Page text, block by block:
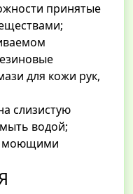
принятые
для кожи рук,
слизистую
водой;
моющими